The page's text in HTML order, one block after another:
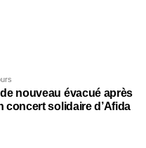
nouveau évacué après
concert solidaire d’Afida